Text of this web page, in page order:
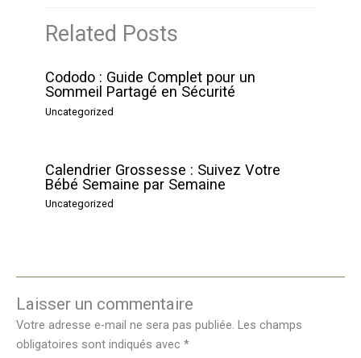
Related Posts
Cododo : Guide Complet pour un
Sommeil Partagé en Sécurité
Uncategorized
Calendrier Grossesse : Suivez Votre
Bébé Semaine par Semaine
Uncategorized
Laisser un commentaire
Votre adresse e-mail ne sera pas publiée. Les champs
obligatoires sont indiqués avec *